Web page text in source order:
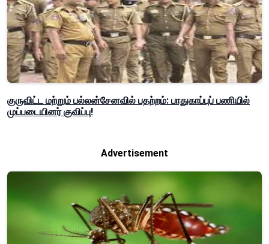
குருவிட்ட மற்றும் பல்லன்சேனவில் பதற்றம்: பாதுகாப்புப் பணியில்
முப்படையினர் குவிப்பு!
Advertisement